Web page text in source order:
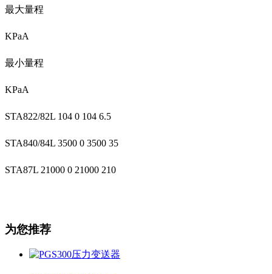
最大量程
KPaA
最小量程
KPaA
STA822/82L 104 0 104 6.5
STA840/84L 3500 0 3500 35
STA87L 21000 0 21000 210
为您推荐